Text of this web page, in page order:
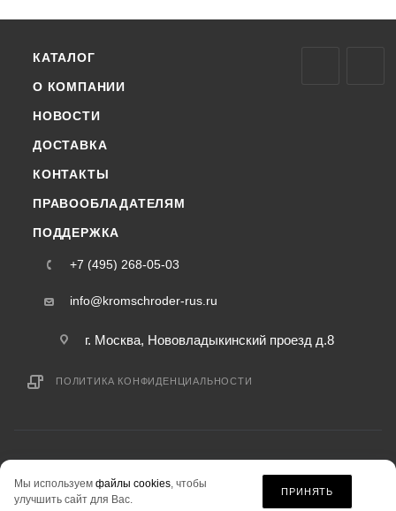
КАТАЛОГ
О КОМПАНИИ
НОВОСТИ
ДОСТАВКА
КОНТАКТЫ
ПРАВООБЛАДАТЕЛЯМ
ПОДДЕРЖКА
+7 (495) 268-05-03
info@kromschroder-rus.ru
г. Москва, Нововладыкинский проезд д.8
ПОЛИТИКА КОНФИДЕНЦИАЛЬНОСТИ
информация на сайте «kromschroder-rus.ru» не является публичной офертой.
Мы используем файлы cookies, чтобы
улучшить сайт для Вас.
ПРИНЯТЬ